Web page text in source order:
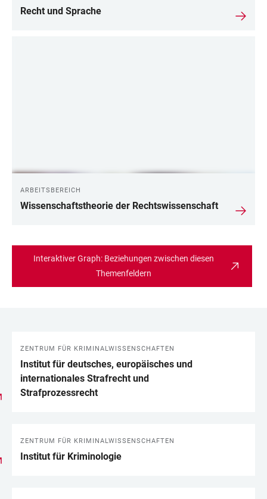
Recht und Sprache
ARBEITSBEREICH
Wissenschaftstheorie der Rechtswissenschaft
Interaktiver Graph: Beziehungen zwischen diesen
Themenfeldern
LINKS
ZENTRUM FÜR KRIMINALWISSENSCHAFTEN
Institut für deutsches, europäisches und
internationales Strafrecht und
Strafprozessrecht
ZENTRUM FÜR KRIMINALWISSENSCHAFTEN
Institut für Kriminologie